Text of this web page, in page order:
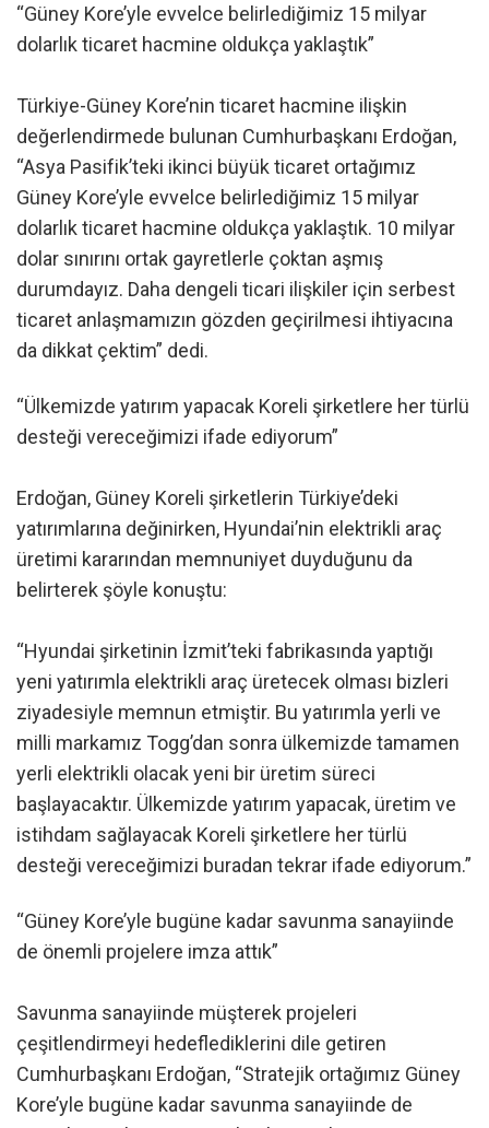
“Güney Kore’yle evvelce belirlediğimiz 15 milyar
dolarlık ticaret hacmine oldukça yaklaştık”
Türkiye-Güney Kore’nin ticaret hacmine ilişkin
değerlendirmede bulunan Cumhurbaşkanı Erdoğan,
“Asya Pasifik’teki ikinci büyük ticaret ortağımız
Güney Kore’yle evvelce belirlediğimiz 15 milyar
dolarlık ticaret hacmine oldukça yaklaştık. 10 milyar
dolar sınırını ortak gayretlerle çoktan aşmış
durumdayız. Daha dengeli ticari ilişkiler için serbest
ticaret anlaşmamızın gözden geçirilmesi ihtiyacına
da dikkat çektim” dedi.
“Ülkemizde yatırım yapacak Koreli şirketlere her türlü
desteği vereceğimizi ifade ediyorum”
Erdoğan, Güney Koreli şirketlerin Türkiye’deki
yatırımlarına değinirken, Hyundai’nin elektrikli araç
üretimi kararından memnuniyet duyduğunu da
belirterek şöyle konuştu:
“Hyundai şirketinin İzmit’teki fabrikasında yaptığı
yeni yatırımla elektrikli araç üretecek olması bizleri
ziyadesiyle memnun etmiştir. Bu yatırımla yerli ve
milli markamız Togg’dan sonra ülkemizde tamamen
yerli elektrikli olacak yeni bir üretim süreci
başlayacaktır. Ülkemizde yatırım yapacak, üretim ve
istihdam sağlayacak Koreli şirketlere her türlü
desteği vereceğimizi buradan tekrar ifade ediyorum.”
“Güney Kore’yle bugüne kadar savunma sanayiinde
de önemli projelere imza attık”
Savunma sanayiinde müşterek projeleri
çeşitlendirmeyi hedeflediklerini dile getiren
Cumhurbaşkanı Erdoğan, “Stratejik ortağımız Güney
Kore’yle bugüne kadar savunma sanayiinde de